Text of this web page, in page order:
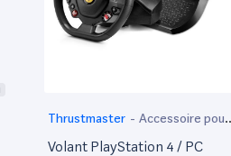
Thrustmaster - Accessoire pour
ordinateur portable
Volant PlayStation 4 / PC